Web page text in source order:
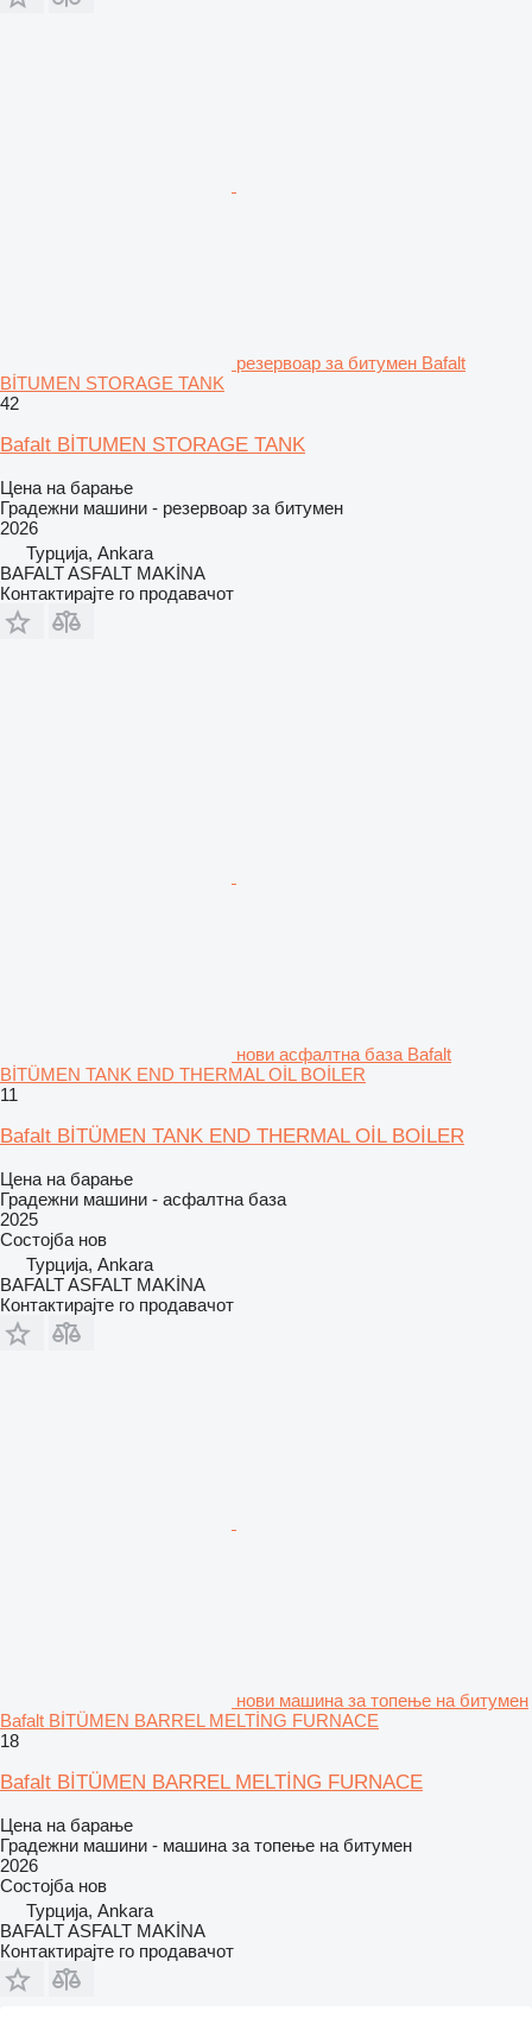
резервоар за битумен Bafalt
BİTUMEN STORAGE TANK
42
Bafalt BİTUMEN STORAGE TANK
Цена на барање
Градежни машини - резервоар за битумен
2026
Турција, Ankara
BAFALT ASFALT MAKİNA
Контактирајте го продавачот
нови асфалтна база Bafalt
BİTÜMEN TANK END THERMAL OİL BOİLER
11
Bafalt BİTÜMEN TANK END THERMAL OİL BOİLER
Цена на барање
Градежни машини - асфалтна база
2025
Состојба нов
Турција, Ankara
BAFALT ASFALT MAKİNA
Контактирајте го продавачот
нови машина за топење на битумен
Bafalt BİTÜMEN BARREL MELTİNG FURNACE
18
Bafalt BİTÜMEN BARREL MELTİNG FURNACE
Цена на барање
Градежни машини - машина за топење на битумен
2026
Состојба нов
Турција, Ankara
BAFALT ASFALT MAKİNA
Контактирајте го продавачот